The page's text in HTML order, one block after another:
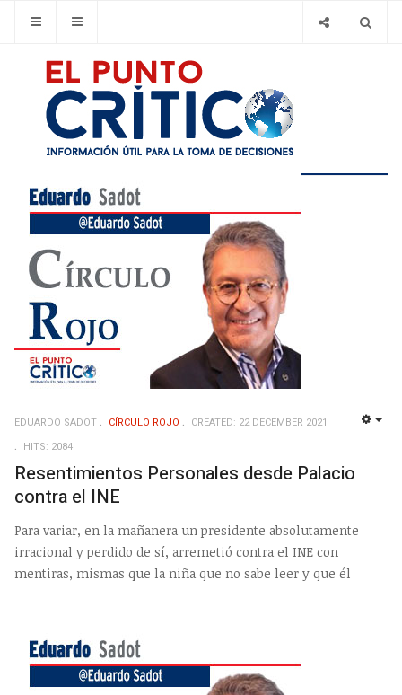
EDUARDO SADOT CÍRCULO ROJO
CREATED: 22 DECEMBER 2021
HITS: 2084
Resentimientos Personales desde Palacio
contra el INE
Para variar, en la mañanera un presidente absolutamente
irracional y perdido de sí, arremetió contra el INE con
mentiras, mismas que la niña que no sabe leer y que él